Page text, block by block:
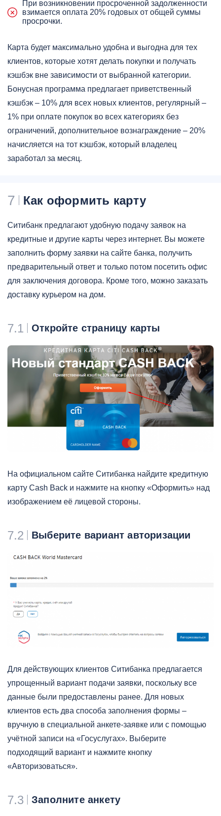
При возникновении просроченной задолженности
взимается оплата 20% годовых от общей суммы
просрочки.
Карта будет максимально удобна и выгодна для тех
клиентов, которые хотят делать покупки и получать
кэшбэк вне зависимости от выбранной категории.
Бонусная программа предлагает приветственный
кэшбэк – 10% для всех новых клиентов, регулярный –
1% при оплате покупок во всех категориях без
ограничений, дополнительное вознаграждение – 20%
начисляется на тот кэшбэк, который владелец
заработал за месяц.
7 Как оформить карту
Ситибанк предлагают удобную подачу заявок на
кредитные и другие карты через интернет. Вы можете
заполнить форму заявки на сайте банка, получить
предварительный ответ и только потом посетить офис
для заключения договора. Кроме того, можно заказать
доставку курьером на дом.
7.1 Откройте страницу карты
На официальном сайте Ситибанка найдите кредитную
карту Cash Back и нажмите на кнопку «Оформить» над
изображением её лицевой стороны.
7.2 Выберите вариант авторизации
Для действующих клиентов Ситибанка предлагается
упрощенный вариант подачи заявки, поскольку все
данные были предоставлены ранее. Для новых
клиентов есть два способа заполнения формы –
вручную в специальной анкете-заявке или с помощью
учётной записи на «Госуслугах». Выберите
подходящий вариант и нажмите кнопку
«Авторизоваться».
7.3 Заполните анкету